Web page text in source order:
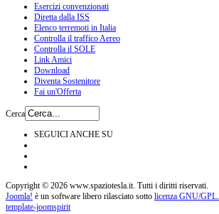
Esercizi convenzionati
Diretta dalla ISS
Elenco terremoti in Italia
Controlla il traffico Aereo
Controlla il SOLE
Link Amici
Download
Diventa Sostenitore
Fai un'Offerta
Cerca
SEGUICI ANCHE SU
Copyright © 2026 www.spaziotesla.it. Tutti i diritti riservati.
Joomla! è un software libero rilasciato sotto licenza GNU/GPL.
template-joomspirit